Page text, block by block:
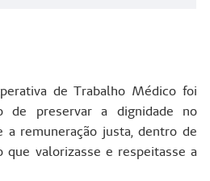
de Trabalho Médico foi
de preservar a dignidade no
a remuneração justa, dentro de
valorizasse e respeitasse a